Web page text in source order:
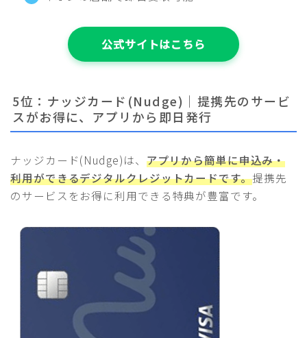
公式サイトはこちら
5位：ナッジカード(Nudge)｜提携先のサービ
スがお得に、アプリから即日発行
ナッジカード(Nudge)は、 アプリから簡単に申込み・
利用ができるデジタルクレジットカードです。提携先
のサービスをお得に利用できる特典が豊富です。